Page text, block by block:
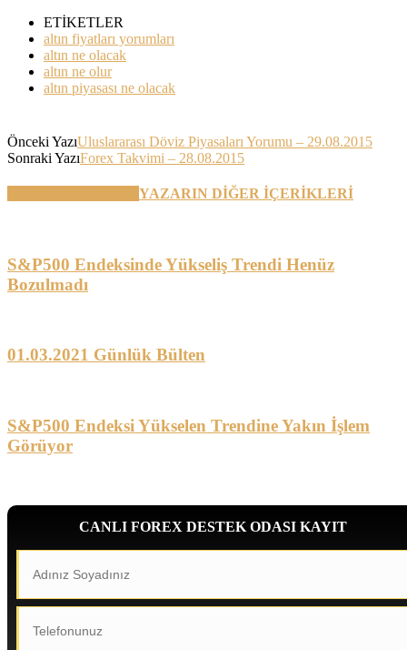
ETİKETLER
altın fiyatları yorumları
altın ne olacak
altın ne olur
altın piyasası ne olacak
Önceki YazıUluslararası Döviz Piyasaları Yorumu – 29.08.2015
Sonraki YazıForex Takvimi – 28.08.2015
YAZARIN DİĞER İÇERİKLERİ
S&P500 Endeksinde Yükseliş Trendi Henüz
Bozulmadı
01.03.2021 Günlük Bülten
S&P500 Endeksi Yükselen Trendine Yakın İşlem
Görüyor
CANLI FOREX DESTEK ODASI KAYIT